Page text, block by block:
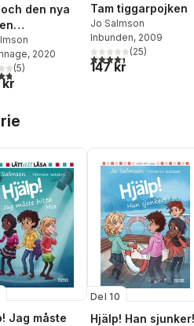
och den nya
bok
, 2020
5 stjärnor. Totalt antal röster:
(5)
Tam tiggarpojken
Jo Salmson
Inbunden, 2009
4,4utav 5 stjärnor.
(25)
147 kr
Jag måste
Del 10
Hjälp! Han sjunker!